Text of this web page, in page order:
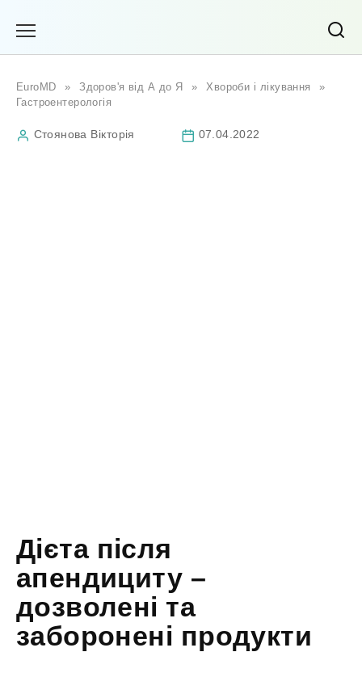
EuroMD » Здоров'я від А до Я » Хвороби і лікування
»
Гастроентерологія
Стоянова Вікторія 07.04.2022
Дієта після
апендициту –
дозволені та
заборонені продукти